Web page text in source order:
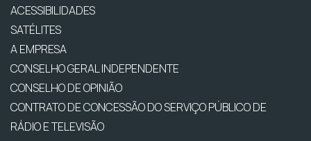
ACESSIBILIDADES
SATÉLITES
A EMPRESA
CONSELHO GERAL INDEPENDENTE
CONSELHO DE OPINIÃO
CONTRATO DE CONCESSÃO DO SERVIÇO PÚBLICO DE
RÁDIO E TELEVISÃO